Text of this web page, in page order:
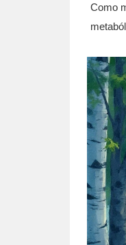
Como